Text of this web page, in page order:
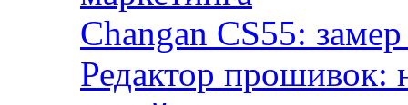
Changan CS55:
Редактор прошивок: